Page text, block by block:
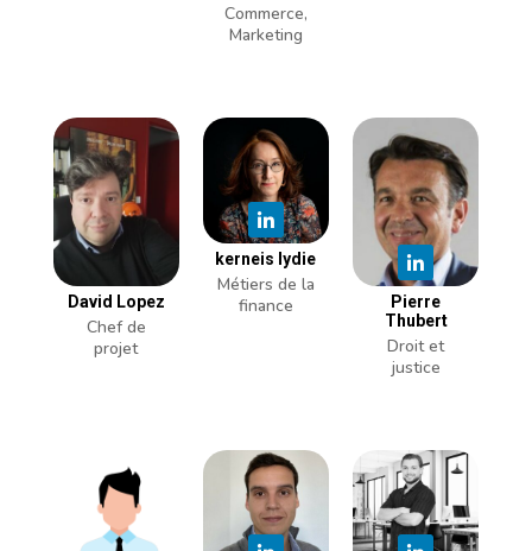
Commerce,
Marketing
David Lopez
Chef de
projet
kerneis lydie
Métiers de la
finance
Pierre
Thubert
Droit et
justice